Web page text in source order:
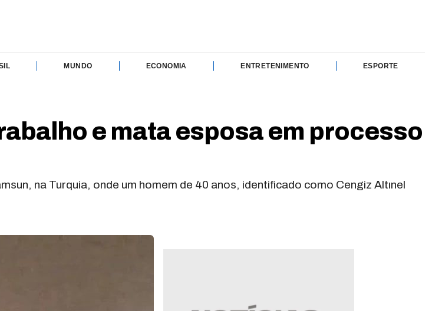
MUNDO ECONOMIA ENTRETENIMENTO ESPORTE
e mata esposa em processo
na Turquia, onde um homem de 40 anos, identificado como Cengiz Altınel